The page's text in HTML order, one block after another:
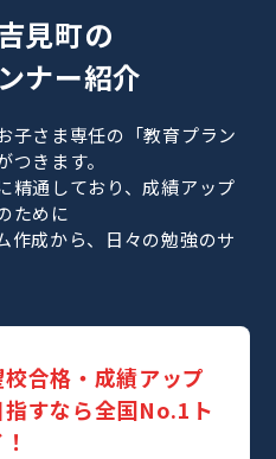
見町の
ナー紹介
子さま専任の「教育プラン
きます。
精通しており、成績アップ
ために
作成から、日々の勉強のサ
合格・成績アップ
指すなら全国No.1ト